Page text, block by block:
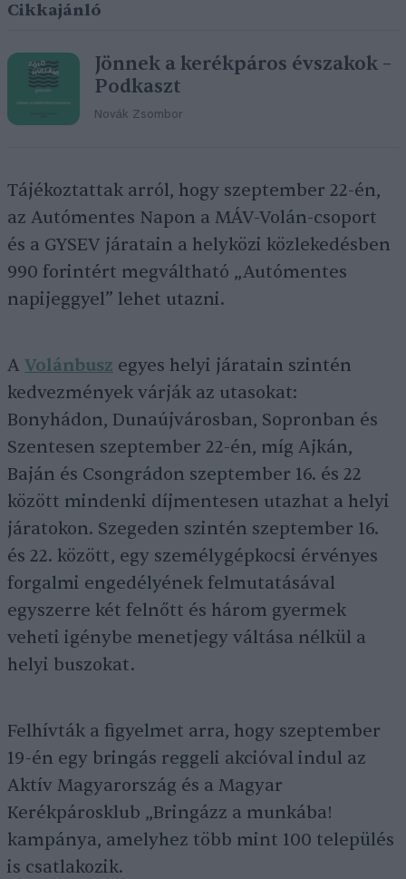
Cikkajánló
Jönnek a kerékpáros évszakok –
Podkaszt
Novák Zsombor
Tájékoztattak arról, hogy szeptember 22-én,
az Autómentes Napon a MÁV-Volán-csoport
és a GYSEV járatain a helyközi közlekedésben
990 forintért megváltható „Autómentes
napijeggyel” lehet utazni.
A Volánbusz egyes helyi járatain szintén
kedvezmények várják az utasokat:
Bonyhádon, Dunaújvárosban, Sopronban és
Szentesen szeptember 22-én, míg Ajkán,
Baján és Csongrádon szeptember 16. és 22
között mindenki díjmentesen utazhat a helyi
járatokon. Szegeden szintén szeptember 16.
és 22. között, egy személygépkocsi érvényes
forgalmi engedélyének felmutatásával
egyszerre két felnőtt és három gyermek
veheti igénybe menetjegy váltása nélkül a
helyi buszokat.
Felhívták a figyelmet arra, hogy szeptember
19-én egy bringás reggeli akcióval indul az
Aktív Magyarország és a Magyar
Kerékpárosklub „Bringázz a munkába!
kampánya, amelyhez több mint 100 település
is csatlakozik.